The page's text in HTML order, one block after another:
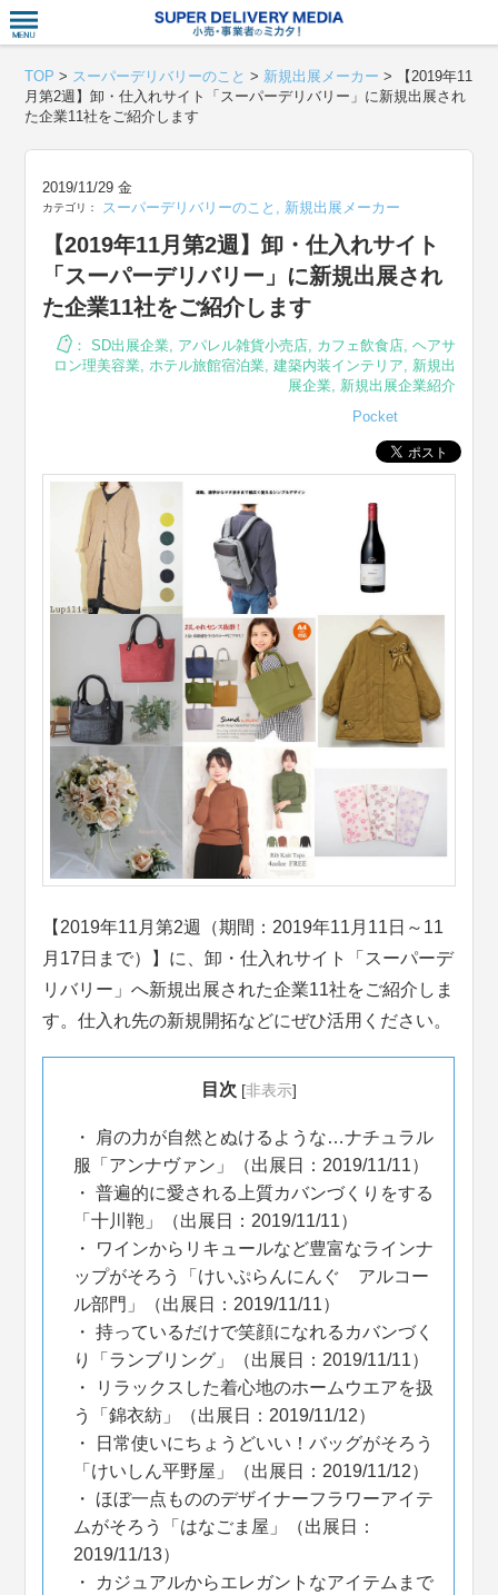
TOP > スーパーデリバリーのこと > 新規出展メーカー >
【2019年11
月第2週】卸・仕入れサイト「スーパーデリバリー」に新規出展され
た企業11社をご紹介します
2019/11/29 金
カテゴリ： スーパーデリバリーのこと , 新規出展メーカー
【2019年11月第2週】卸・仕入れサイト
「スーパーデリバリー」に新規出展され
た企業11社をご紹介します
： SD出展企業, アパレル雑貨小売店, カフェ飲食店, ヘアサ
ロン理美容業, ホテル旅館宿泊業, 建築内装インテリア, 新規出
展企業, 新規出展企業紹介
Pocket
【2019年11月第2週（期間：2019年11月11日～11
月17日まで）】に、卸・仕入れサイト「スーパーデ
リバリー」へ新規出展された企業11社をご紹介しま
す。仕入れ先の新規開拓などにぜひ活用ください。
目次 [非表示]
肩の力が自然とぬけるような…ナチュラル
服「アンナヴァン」（出展日：2019/11/11）
普遍的に愛される上質カバンづくりをする
「十川鞄」（出展日：2019/11/11）
ワインからリキュールなど豊富なラインナ
ップがそろう「けいぷらんにんぐ アルコー
ル部門」（出展日：2019/11/11）
持っているだけで笑顔になれるカバンづく
り「ランブリング」（出展日：2019/11/11）
リラックスした着心地のホームウエアを扱
う「錦衣紡」（出展日：2019/11/12）
日常使いにちょうどいい！バッグがそろう
「けいしん平野屋」（出展日：2019/11/12）
ほぼ一点もののデザイナーフラワーアイテ
ムがそろう「はなごま屋」（出展日：
2019/11/13）
カジュアルからエレガントなアイテムまで